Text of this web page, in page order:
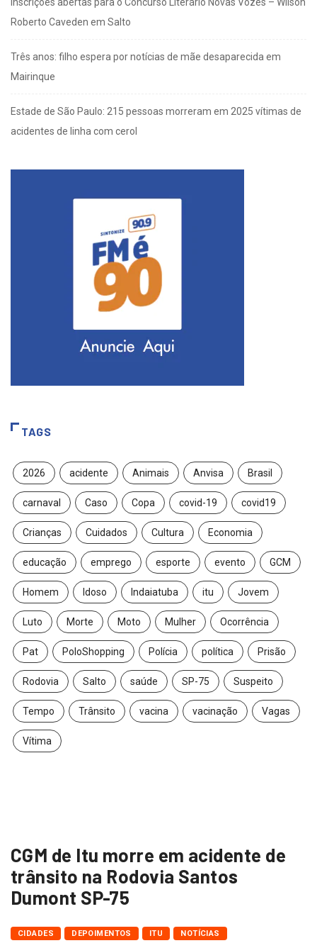
Roberto Caveden em Salto
Três anos: filho espera por notícias de mãe desaparecida em
Mairinque
Estade de São Paulo: 215 pessoas morreram em 2025 vítimas de
acidentes de linha com cerol
TAGS
2026 acidente Animais Anvisa Brasil
carnaval Caso Copa covid-19 covid19
Crianças Cuidados Cultura Economia
educação emprego esporte evento GCM
Homem Idoso Indaiatuba itu Jovem
Luto Morte Moto Mulher Ocorrência
Pat PoloShopping Polícia política Prisão
Rodovia Salto saúde SP-75 Suspeito
Tempo Trânsito vacina vacinação Vagas
Vítima
CGM de Itu morre em acidente de
trânsito na Rodovia Santos
Dumont SP-75
CIDADES DEPOIMENTOS ITU NOTÍCIAS